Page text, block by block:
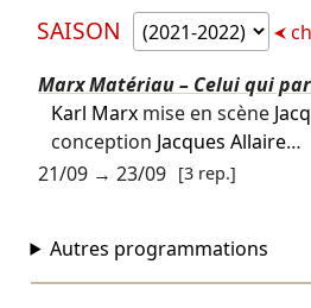
SAISON
Marx Matériau – Celui qui
Karl Marxmise en scène
conception Jacques Allaire…
21/09→ 23/09 [3 rep.]
Autres programmations